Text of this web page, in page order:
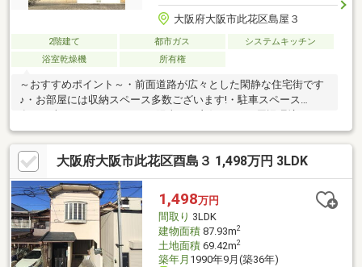
大阪府大阪市此花区島屋３
2階建て 都市ガス
システムキッチン
浴室乾燥機
所有権
～おすすめポイント～・前面道路が広々とした閑静な住宅街です
♪・お部屋には収納スペース多数ございます!・駐車スペース
ルシゲ 約1200ｍ・ファミリーマート 約430ｍ・セブンイレブ
ン 約400ｍ▼物件のことは勿論、住宅ローン、資金のご相談を
したいという方も大歓迎です◎▼リフォーム、不動産に関するお
悩み等、なんでもお気軽にお問い合わせください！▼おうち探し
の「最大のコツ」は、まず「見学すること」から初めの一歩を踏
み出してみませんか？▼他社様が掲載中の物件もご紹介可能でご
ざいます！
大阪府大阪市此花区酉島３ 1,498万円 3LDK
1,498万円
間取り 3LDK
建物面積87.93m2
土地面積69.42m2
築年月 1990年9月(築36年)